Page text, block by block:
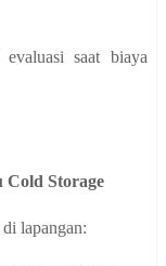
saat biaya
Cold Storage
lapangan: